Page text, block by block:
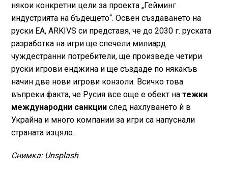
някои конкретни цели за проекта „Гейминг
индустрията на бъдещето“. Освен създаването на
руски EA, ARKIVS си представя, че до 2030 г. руската
разработка на игри ще спечели милиард
чуждестранни потребители, ще произведе четири
руски игрови енджина и ще създаде по някакъв
начин две нови игрови конзоли. Всичко това
въпреки факта, че Русия все още е обект натежки
международни санкциислед нахлуването ѝ в
Украйна и много компании за игри са напуснали
страната изцяло.
Снимка: Unsplash